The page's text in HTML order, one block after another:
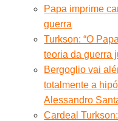
Papa imprime
guerra
Turkson: “O
teoria da guerra
Bergoglio vai
totalmente a
Alessandro
Cardeal